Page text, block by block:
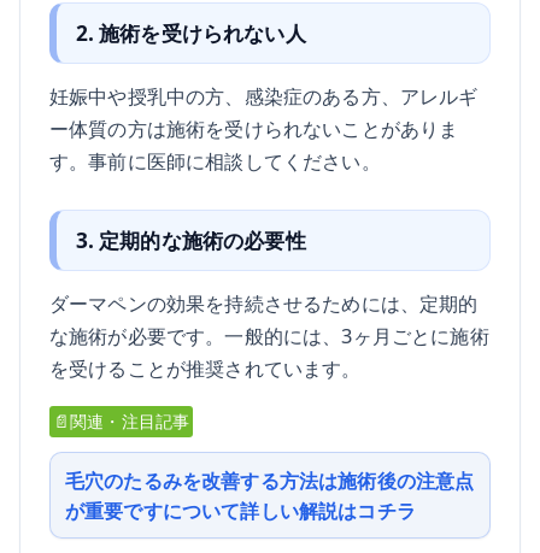
2. 施術を受けられない人
妊娠中や授乳中の方、感染症のある方、アレルギ
ー体質の方は施術を受けられないことがありま
す。事前に医師に相談してください。
3. 定期的な施術の必要性
ダーマペンの効果を持続させるためには、定期的
な施術が必要です。一般的には、3ヶ月ごとに施術
を受けることが推奨されています。
📄関連・注目記事
毛穴のたるみを改善する方法は施術後の注意点
が重要ですについて詳しい解説はコチラ